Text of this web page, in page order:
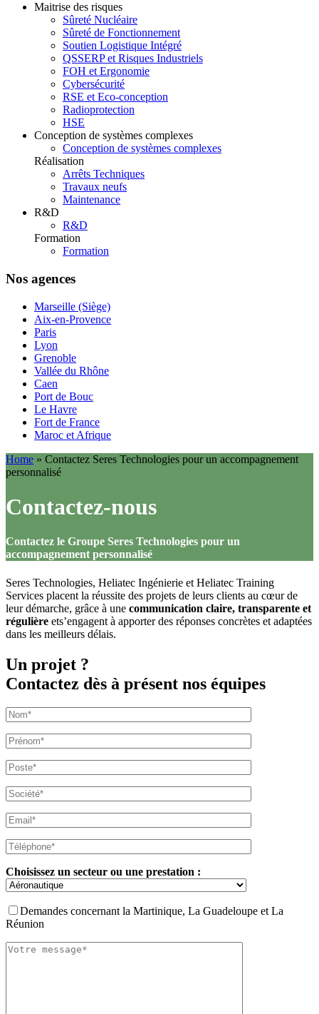
Maitrise des risques
Sûreté Nucléaire
Sûreté de Fonctionnement
Soutien Logistique Intégré
QSSERP et Risques Industriels
FOH et Ergonomie
Cybersécurité
RSE et Eco-conception
Radioprotection
HSE
Conception de systèmes complexes
Conception de systèmes complexes
Réalisation
Arrêts Techniques
Travaux neufs
Maintenance
R&D
R&D
Formation
Formation
Nos agences
Marseille (Siège)
Aix-en-Provence
Paris
Lyon
Grenoble
Vallée du Rhône
Caen
Port de Bouc
Le Havre
Fort de France
Maroc et Afrique
Home » Contactez Seres Technologies pour un accompagnement
personnalisé
Contactez-nous
Contactez le Groupe Seres Technologies pour un
accompagnement personnalisé
Seres Technologies, Heliatec Ingénierie et Heliatec Training
Services placent la réussite des projets de leurs clients au cœur de
leur démarche, grâce à une communication claire, transparente et
régulière ets’engagent à apporter des réponses concrètes et adaptées
dans les meilleurs délais.
Un projet ?
Contactez dès à présent nos équipes
Choisissez un secteur ou une prestation :
Demandes concernant la Martinique, La Guadeloupe et La
Réunion